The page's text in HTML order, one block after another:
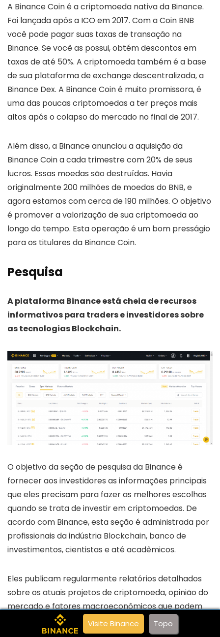
A Binance Coin é a criptomoeda nativa da Binance.
Foi lançada após a ICO em 2017. Com a Coin BNB
você pode pagar suas taxas de transação na
Binance. Se você as possui, obtém descontos em
taxas de até 50%. A criptomoeda também é a base
de sua plataforma de exchange descentralizada, a
Binance Dex. A Binance Coin é muito promissora, é
uma das poucas criptomoedas a ter preços mais
altos após o colapso do mercado no final de 2017.
Além disso, a Binance anunciou a aquisição da
Binance Coin a cada trimestre com 20% de seus
lucros. Essas moedas são destruídas. Havia
originalmente 200 milhões de moedas do BNB, e
agora estamos com cerca de 190 milhões. O objetivo
é promover a valorização de sua criptomoeda ao
longo do tempo. Esta operação é um bom presságio
para os titulares da Binance Coin.
Pesquisa
A plataforma Binance está cheia de recursos
informativos para traders e investidores sobre
as tecnologias Blockchain.
O objetivo da seção de pesquisa da Binance é
fornecer aos investidores as informações principais
que eles precisam para fazer as melhores escolhas
quando se trata de investir em criptomoedas. De
acordo com Binance, esta seção é administrada por
profissionais da indústria Blockchain, banco de
investimentos, cientistas e até acadêmicos.
Eles publicam regularmente relatórios detalhados
sobre os atuais projetos de criptomoeda, opinião do
mercado e fatores macroeconômicos que podem
ser de grande impacto para o setor. Você pode
seguir as postagens deles no Twitter ou diretamente
Visite Binance Topo